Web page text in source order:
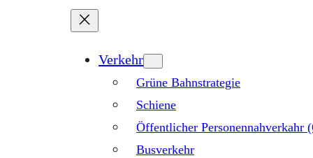
Verkehr
Grüne Bahnstrategie
Schiene
Öffentlicher Personennahverkahr
Busverkehr